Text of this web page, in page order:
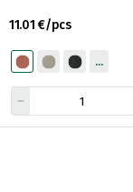
11.01 €/pcs